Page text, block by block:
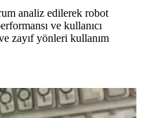
analiz edilerek robot
ve kullanıcı
zayıf yönleri kullanım